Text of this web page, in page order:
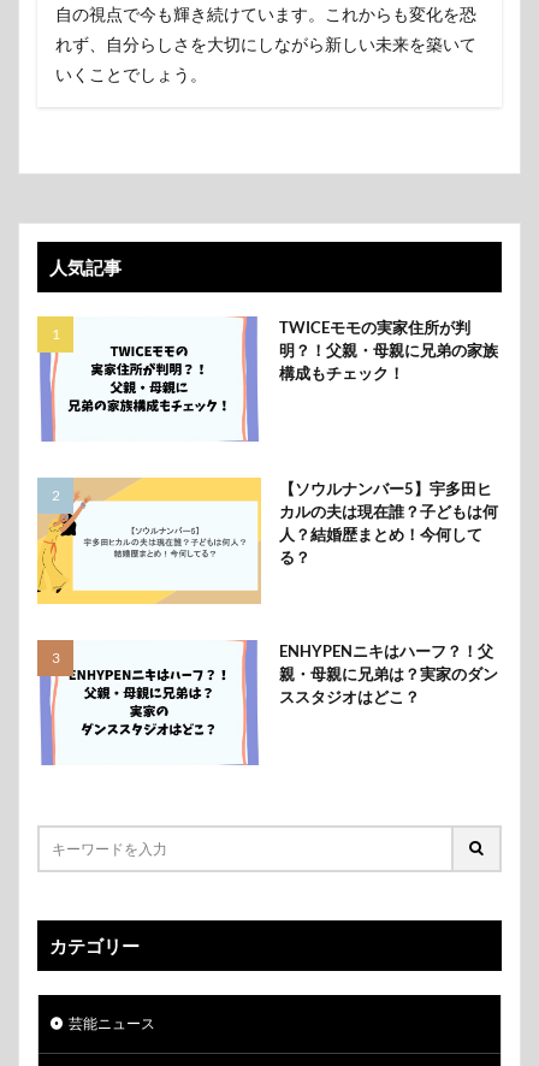
自の視点で今も輝き続けています。これからも変化を恐
れず、自分らしさを大切にしながら新しい未来を築いて
いくことでしょう。
人気記事
TWICEモモの実家住所が判
明？！父親・母親に兄弟の家族
構成もチェック！
【ソウルナンバー5】宇多田ヒ
カルの夫は現在誰？子どもは何
人？結婚歴まとめ！今何して
る？
ENHYPENニキはハーフ？！父
親・母親に兄弟は？実家のダン
ススタジオはどこ？
カテゴリー
芸能ニュース